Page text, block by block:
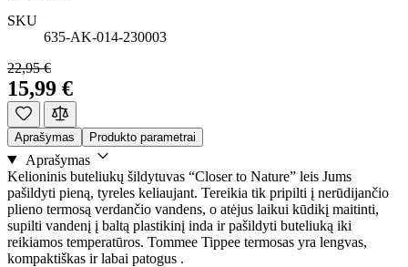
SKU
635-AK-014-230003
22,95 €
15,99 €
Aprašymas Produkto parametrai
Aprašymas
Kelioninis buteliukų šildytuvas “Closer to Nature” leis Jums
pašildyti pieną, tyreles keliaujant. Tereikia tik pripilti į nerūdijančio
plieno termosą verdančio vandens, o atėjus laikui kūdikį maitinti,
supilti vandenį į baltą plastikinį inda ir pašildyti buteliuką iki
reikiamos temperatūros. Tommee Tippee termosas yra lengvas,
kompaktiškas ir labai patogus .